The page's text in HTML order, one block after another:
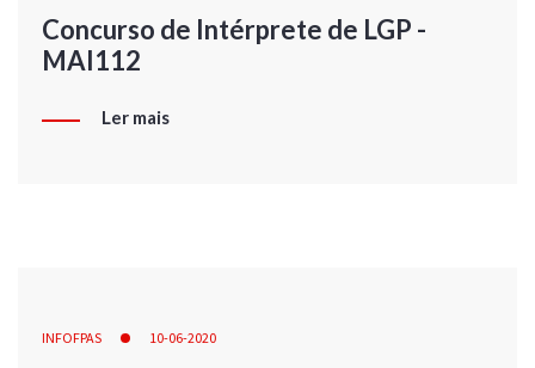
Concurso de Intérprete de LGP -
MAI112
Ler mais
INFOFPAS 10-06-2020